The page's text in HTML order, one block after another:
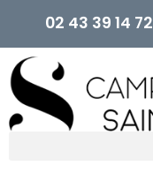
02 43 39 14 72